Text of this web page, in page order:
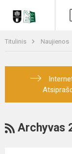
Titulinis Naujienos
RSS
Archyvas